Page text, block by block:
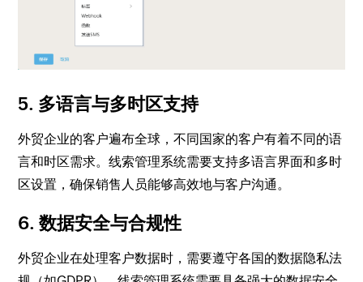
5. 多语言与多时区支持
外贸企业的客户遍布全球，不同国家的客户有着不同的语
言和时区需求。线索管理系统需要支持多语言界面和多时
区设置，确保销售人员能够高效地与客户沟通。
6. 数据安全与合规性
外贸企业在处理客户数据时，需要遵守各国的数据隐私法